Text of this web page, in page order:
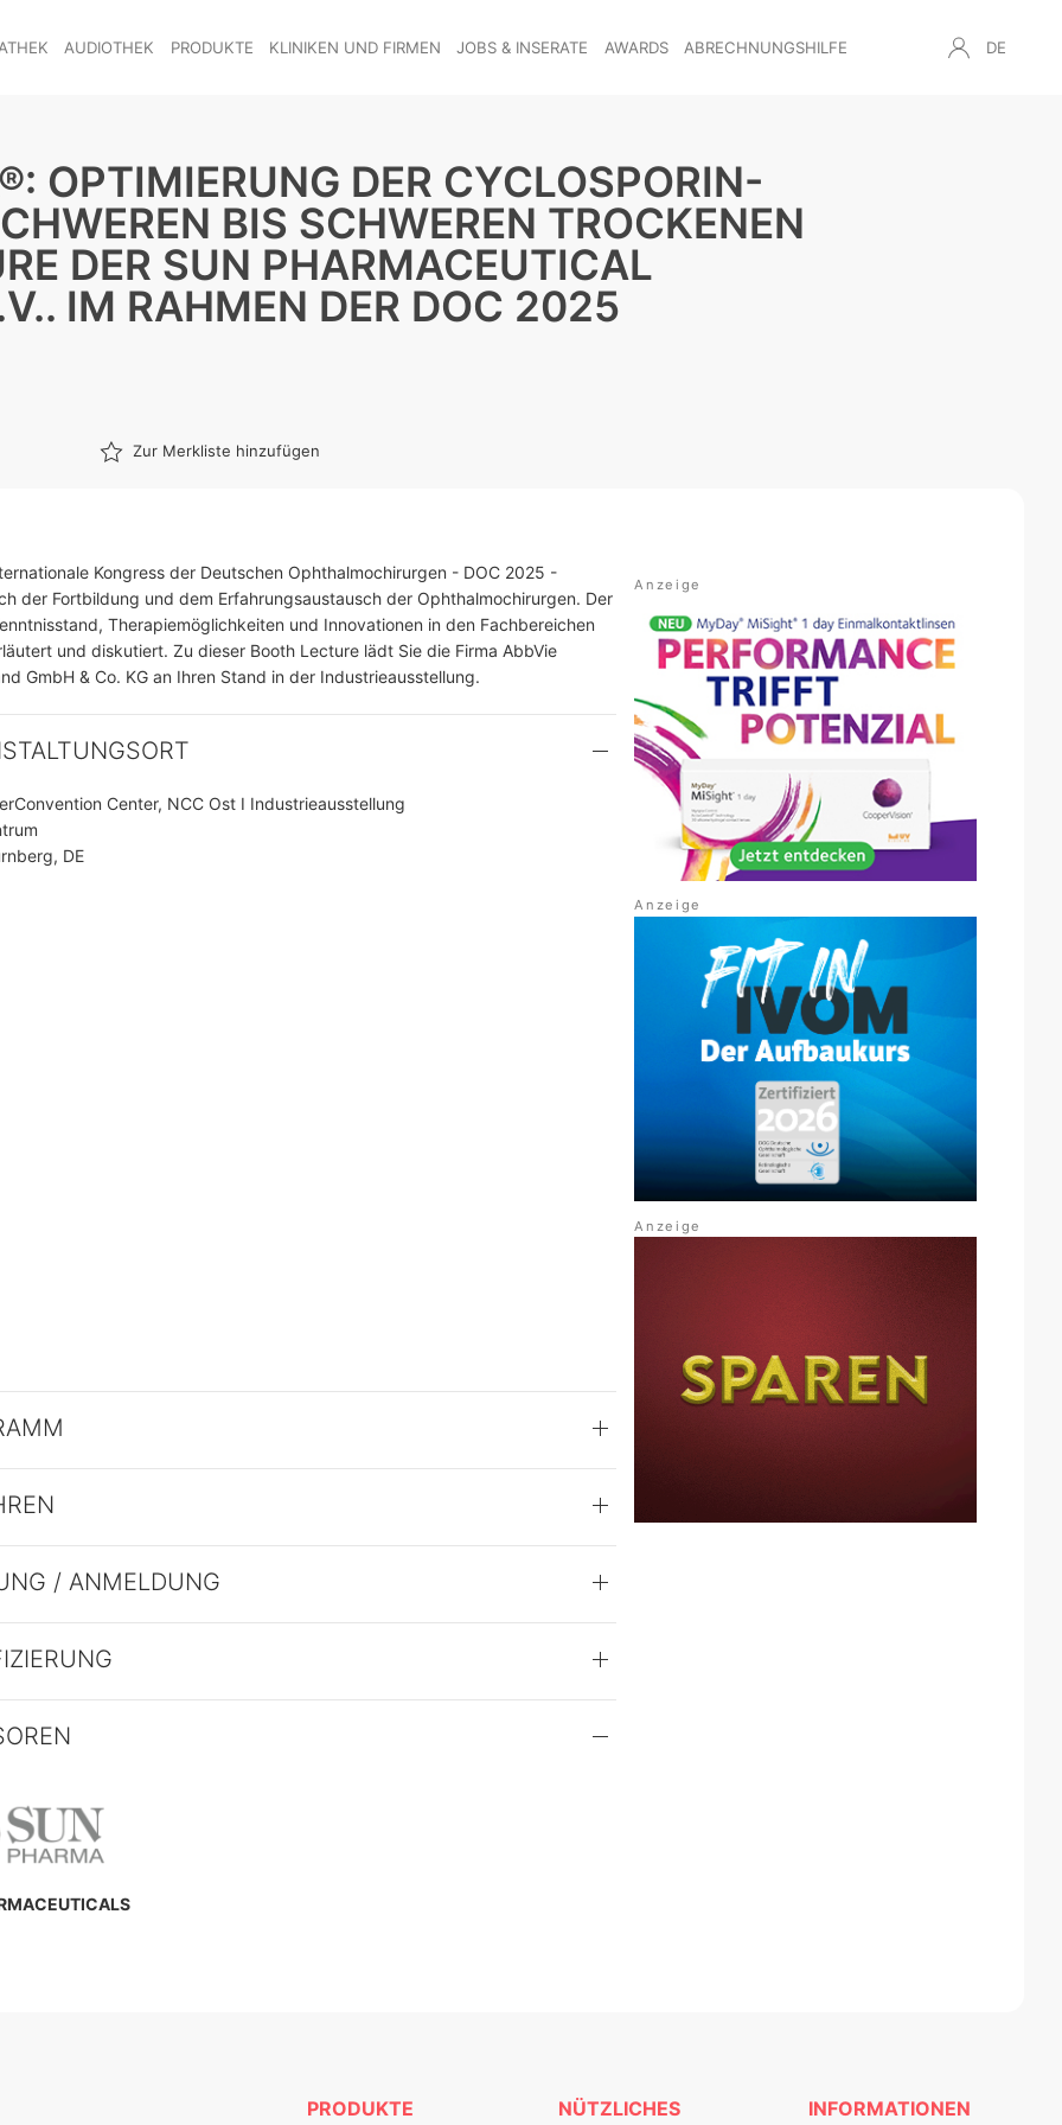
AUDIOTHEK PRODUKTE KLINIKEN UND FIRMEN JOBS & INSERATE AWARDS ABRECHNUNGSHILFE DE
OPTIMIERUNG DER CYCLOSPORIN-
BIS SCHWEREN TROCKENEN
DER SUN PHARMACEUTICAL
IM RAHMEN DER DOC 2025
Zur Merkliste hinzufügen
Kongress der Deutschen Ophthalmochirurgen - DOC 2025 -
der Fortbildung und dem Erfahrungsaustausch der Ophthalmochirurgen. Der
Therapiemöglichkeiten und Innovationen in den Fachbereichen
und diskutiert. Zu dieser Booth Lecture lädt Sie die Firma AbbVie
GmbH & Co. KG an Ihren Stand in der Industrieausstellung.
Center, NCC Ost I Industrieausstellung
DE
/ ANMELDUNG
PRODUKTE NÜTZLICHES INFORMATIONEN